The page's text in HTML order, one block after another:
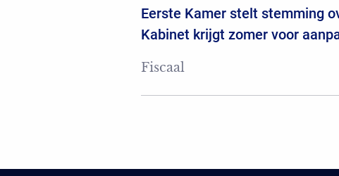
Eerste Kamer stelt stemming
Kabinet krijgt zomer voor
Fiscaal